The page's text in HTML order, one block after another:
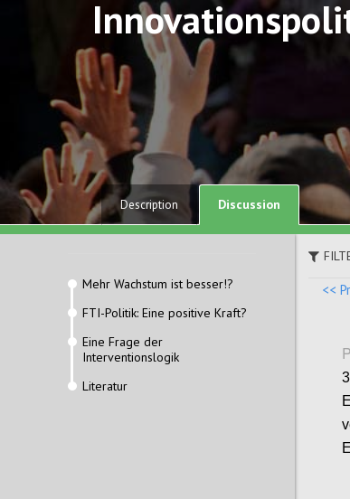
Description
Discussion
Mehr Wachstum ist besser!?
FTI-Politik: Eine positive Kraft?
Eine Frage der
Interventionslogik
Literatur
<<